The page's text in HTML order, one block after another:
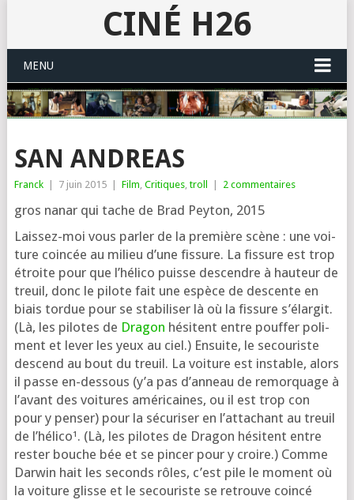
CINÉ H26
MENU
SAN ANDREAS
Franck 7 juin 2015 Film, Critiques,troll 2 commentaires
gros nanar qui tache de Brad Peyton, 2015
Laissez-moi vous par­ler de la pre­mière scène : une voi­
ture coin­cée au milieu d’une fis­sure. La fis­sure est trop
étroite pour que l’hé­li­co puisse des­cendre à hau­teur de
treuil, donc le pilote fait une espèce de des­cente en
biais tor­due pour se sta­bi­li­ser là où la fis­sure s’é­lar­git.
(Là, les pilotes de Dragon hésitent entre pouf­fer poli­
ment et lever les yeux au ciel.) Ensuite, le secou­riste
des­cend au bout du treuil. La voi­ture est instable, alors
il passe en-des­sous (y’a pas d’an­neau de remor­quage à
l’a­vant des voi­tures amé­ri­caines, ou il est trop con
pour y pen­ser) pour la sécu­ri­ser en l’at­ta­chant au treuil
de l’hé­li­co¹. (Là, les pilotes de Dragon hésitent entre
res­ter bouche bée et se pin­cer pour y croire.) Comme
Darwin hait les seconds rôles, c’est pile le moment où
la voi­ture glisse et le secou­riste se retrouve coin­cé